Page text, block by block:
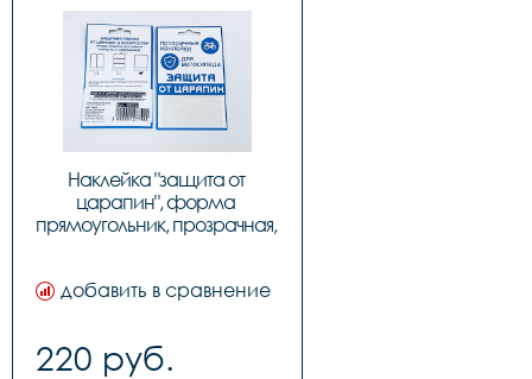
Наклейка "защита от
царапин", форма
прямоугольник, прозрачная,
добавить в сравнение
220 руб.